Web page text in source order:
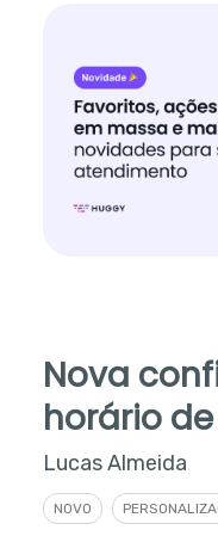
Nova
horário
Lucas Almeida
NOVO